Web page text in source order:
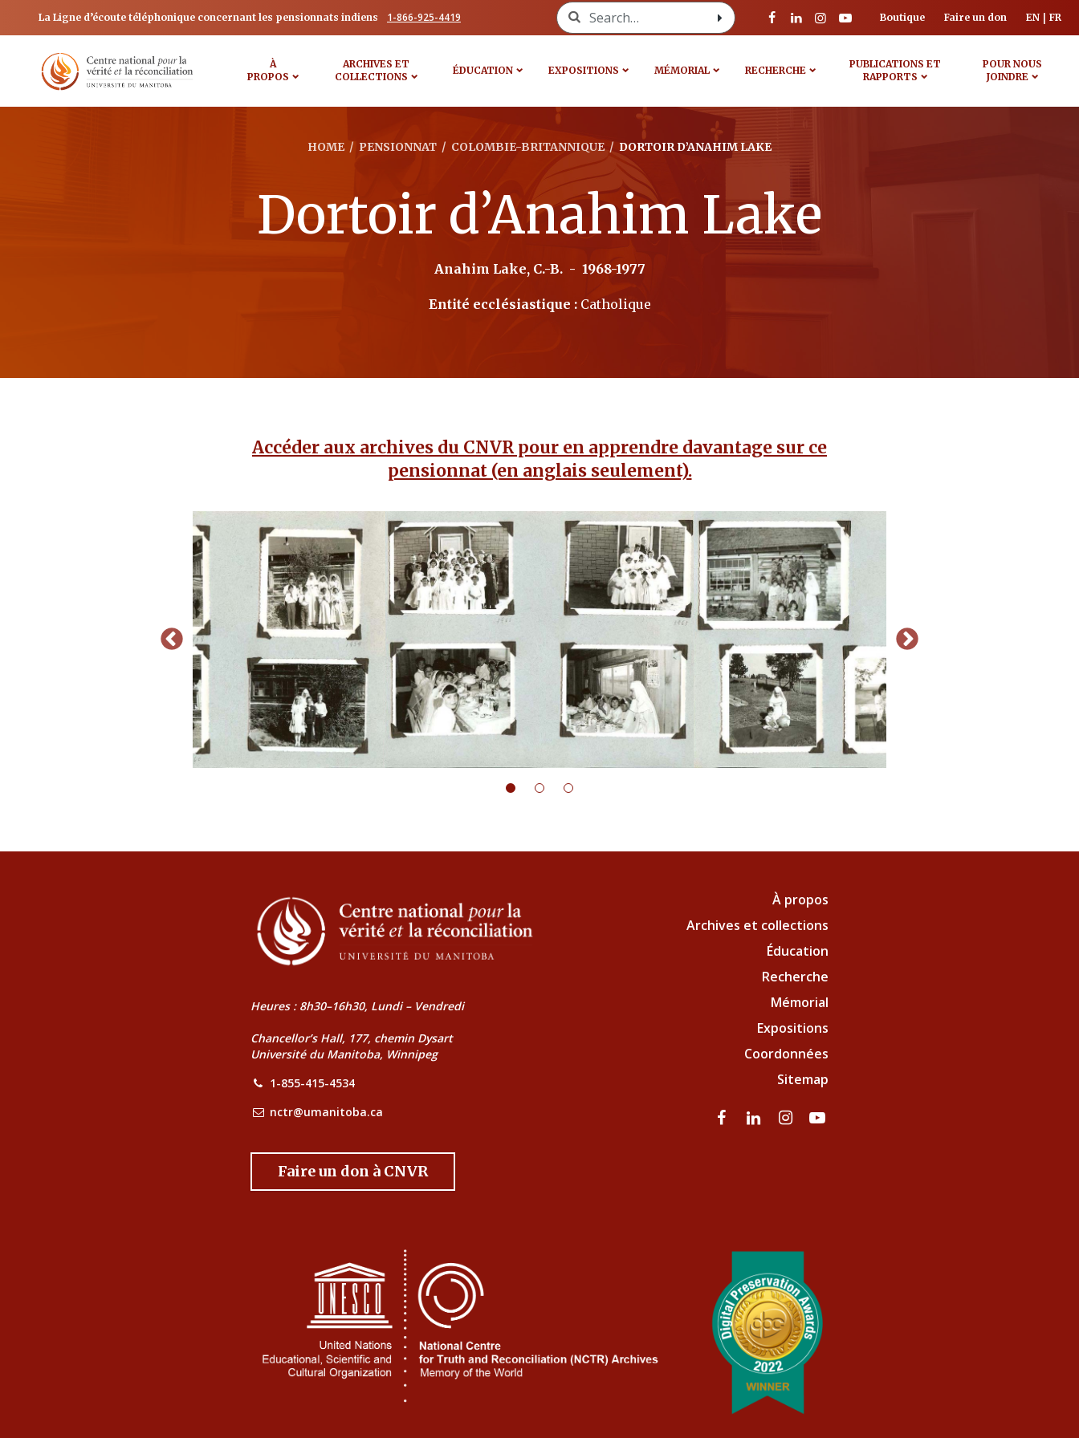
La Ligne d’écoute téléphonique concernant les pensionnats indiens 1-866-925-4419 Search for: Boutique Faire un don EN FR
À
PROPOS
ARCHIVES ET
COLLECTIONS
ÉDUCATION EXPOSITIONS MÉMORIAL RECHERCHE
PUBLICATIONS ET
RAPPORTS
POUR NOUS
JOINDRE
HOME / PENSIONNAT / COLOMBIE-BRITANNIQUE / DORTOIR D’ANAHIM LAKE
Dortoir d’Anahim Lake
Anahim Lake, C.-B. - 1968-1977
Entité ecclésiastique : Catholique
Accéder aux archives du CNVR pour en apprendre davantage sur ce
pensionnat (en anglais seulement).
Heures : 8h30–16h30, Lundi – Vendredi
Chancellor’s Hall, 177, chemin Dysart
Université du Manitoba, Winnipeg
1-855-415-4534
nctr@umanitoba.ca
Faire un don à CNVR
À propos
Archives et collections
Éducation
Recherche
Mémorial
Expositions
Coordonnées
Sitemap